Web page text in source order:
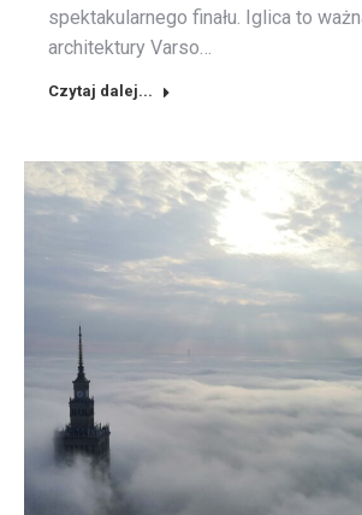
spektakularnego finału. Iglica to
architektury Varso…
Czytaj dalej...